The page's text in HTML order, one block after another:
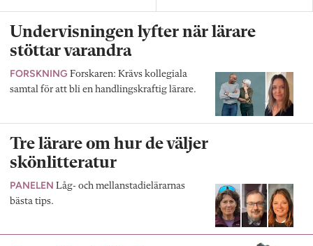
Undervisningen lyfter när lärare
stöttar varandra
FORSKNING Forskaren: Krävs kollegiala
samtal för att bli en handlingskraftig lärare.
Tre lärare om hur de väljer
skönlitteratur
PANELEN Låg- och mellanstadielärarnas
bästa tips.